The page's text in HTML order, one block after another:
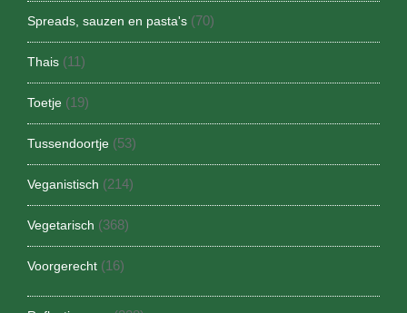
Spreads, sauzen en pasta's (70)
Thais (11)
Toetje (19)
Tussendoortje (53)
Veganistisch (214)
Vegetarisch (368)
Voorgerecht (16)